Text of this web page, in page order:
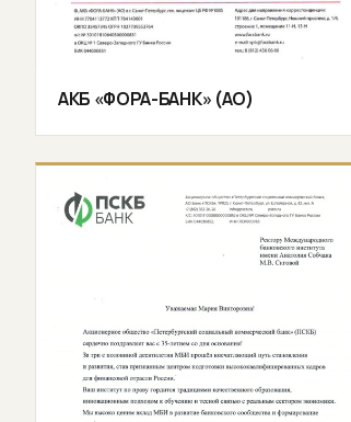
АКБ «ФОРА-БАНК» (АО)